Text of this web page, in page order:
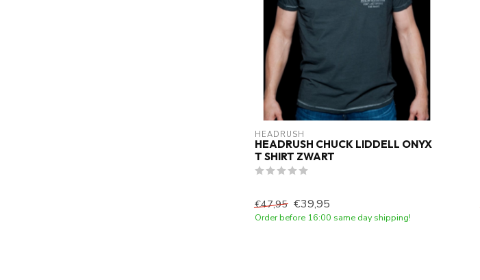
HEADRUSH
HEADRUSH CHUCK LIDDELL ONYX
T SHIRT ZWART
€47,95 €39,95
Order before 16:00 same day shipping!